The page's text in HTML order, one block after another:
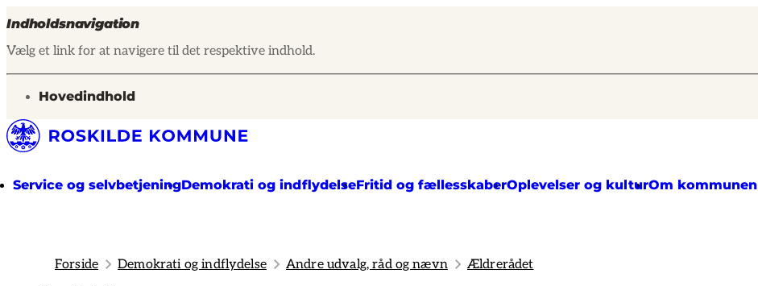
Indholdsnavigation
Vælg et link for at navigere til det respektive indhold.
gå til
Hovedindhold
Service og selvbetjeningDemokrati og indflydelseFritid og fællesskaberOplevelser og kulturOm kommunen
Forside Demokrati og indflydelse Andre udvalg, råd og nævn Ældrerådet